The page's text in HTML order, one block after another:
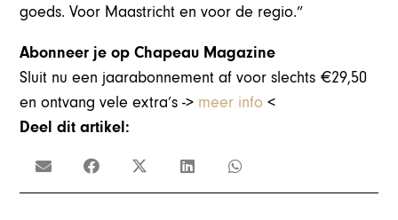
goeds. Voor Maastricht en voor de regio.”
Abonneer je op Chapeau Magazine
Sluit nu een jaarabonnement af voor slechts €29,50
en ontvang vele extra’s -> meer info <
Deel dit artikel: